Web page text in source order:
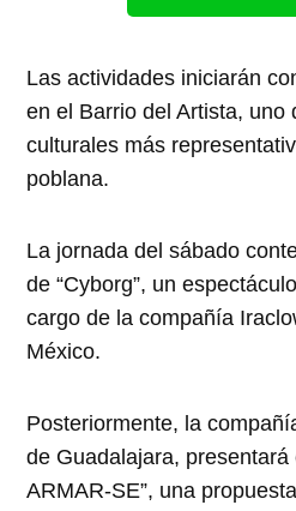
Las actividades iniciarán
en el Barrio del Artista, uno
culturales más
poblana.
La jornada del sábado
de “Cyborg”, un
cargo de la compañía
México.
Posteriormente, la
de Guadalajara, presentará
ARMAR-SE”, una